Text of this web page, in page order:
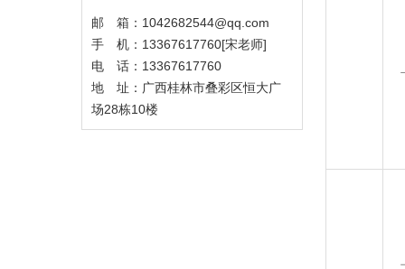
邮 箱：1042682544@qq.com
手 机：13367617760[宋老师]
电 话：13367617760
地 址：广西桂林市叠彩区恒大广
场28栋10楼